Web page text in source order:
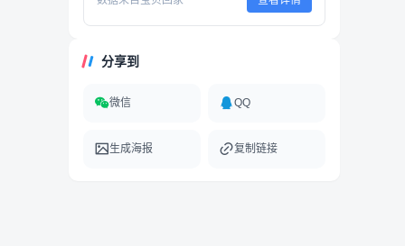
分享到
微信 QQ
生成海报 复制链接